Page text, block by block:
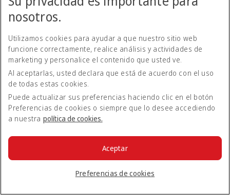
Salud
Actualizaciones sobre viajes
Aeropuerto Internacional de Dubái
Normas y avisos
Mapa de rutas
Asia y Pacífico
Europa
El continente americano
Oriente Próximo
Vuelos a todos los países/territorios
Experiencia
Características de las cabinas
Comprar en Emirates
¿Qué ofrece su vuelo?
Entretenimiento a bordo
Nuestras salas VIP
Dubai Stopover
Fidelización
Inicie sesión en Emirates Skywards
Regístrese en Emirates Skywards
Nuestros socios
Beneficios de Business Rewards
Inscriba su empresa
Normativa del programa Emirates Skywards
Suscribirse a nuestras ofertas especiales
Ahorre con nuestras últimas tarifas y ofertas
Darse de baja o modificar preferencias
Para obtener más detalles sobre cómo utilizamos su información,
consulte nuestrapolítica de privacidad.
nosotros.
Utilizamos cookies para ayudar a que nuestro sitio web
funcione correctamente, realice análisis y actividades de
marketing y personalice el contenido que usted ve.
Al aceptarlas, usted declara que está de acuerdo con el uso
de todas estas cookies.
Puede actualizar sus preferencias haciendo clic en el botón
Preferencias de cookies o siempre que lo desee accediendo
a nuestra política de cookies.
Preferencias de cookies
Aceptar